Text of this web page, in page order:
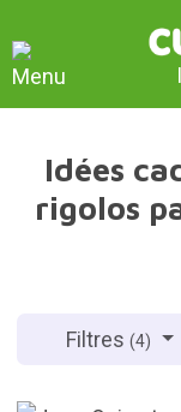
Idées
rigolos
Filtres(4)